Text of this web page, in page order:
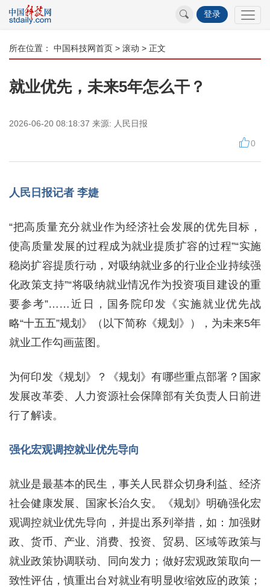
登录
所在位置： 中国科技网首页 > 滚动 > 正文
就业优先，未来5年怎么干？
2026-06-20 08:18:37 来源: 人民日报
0
人民日报记者 李婕
“把高质量充分就业作为经济社会发展的优先目标，
使高质量发展的过程成为就业提质扩容的过程”“实施
稳岗扩容提质行动，对吸纳就业多的行业企业持续强
化政策支持”“将吸纳就业情况作为投资项目建设的重
要参考”……近日，国务院印发《实施就业优先战
略“十五五”规划》（以下简称《规划》），为未来5年
就业工作勾画蓝图。
为何印发《规划》？《规划》有哪些重点部署？国家
发展改革委、人力资源社会保障部有关负责人日前进
行了解读。
强化宏观调控就业优先导向
就业是最基本的民生，事关人民群众切身利益、经济
社会健康发展、国家长治久安。《规划》明确强化宏
观调控就业优先导向，并提出系列举措，如：加强财
政、货币、产业、消费、投资、贸易、区域等政策与
就业政策协调联动、同向发力；做好宏观政策取向一
致性评估，慎重出台对就业有明显收缩效应的政策；